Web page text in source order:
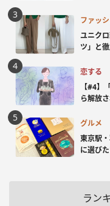
ファッ
ユニク
ツ」と
恋する
【#4】
ら解放
グルメ
東京駅
に選び
ラン